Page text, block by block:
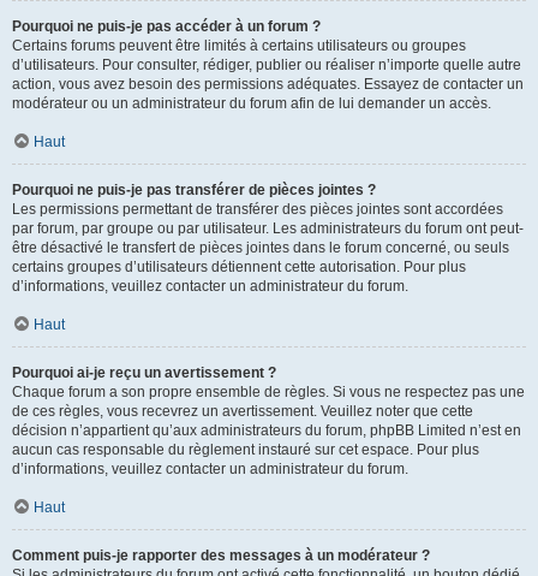
Pourquoi ne puis-je pas accéder à un forum ?
Certains forums peuvent être limités à certains utilisateurs ou groupes
d’utilisateurs. Pour consulter, rédiger, publier ou réaliser n’importe quelle autre
action, vous avez besoin des permissions adéquates. Essayez de contacter un
modérateur ou un administrateur du forum afin de lui demander un accès.
Haut
Pourquoi ne puis-je pas transférer de pièces jointes ?
Les permissions permettant de transférer des pièces jointes sont accordées
par forum, par groupe ou par utilisateur. Les administrateurs du forum ont peut-
être désactivé le transfert de pièces jointes dans le forum concerné, ou seuls
certains groupes d’utilisateurs détiennent cette autorisation. Pour plus
d’informations, veuillez contacter un administrateur du forum.
Haut
Pourquoi ai-je reçu un avertissement ?
Chaque forum a son propre ensemble de règles. Si vous ne respectez pas une
de ces règles, vous recevrez un avertissement. Veuillez noter que cette
décision n’appartient qu’aux administrateurs du forum, phpBB Limited n’est en
aucun cas responsable du règlement instauré sur cet espace. Pour plus
d’informations, veuillez contacter un administrateur du forum.
Haut
Comment puis-je rapporter des messages à un modérateur ?